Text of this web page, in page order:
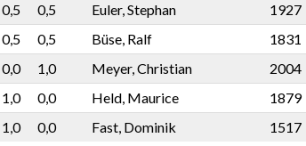
0,5 0,5 Euler, Stephan
1927
0,5 0,5 Büse, Ralf
1831
0,0 1,0 Meyer, Christian
2004
1,0 0,0 Held, Maurice
1879
1,0 0,0 Fast, Dominik 1517